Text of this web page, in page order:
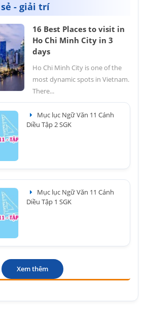
sẻ - giải trí
16 Best Places to visit in
Ho Chi Minh City in 3
days
Ho Chi Minh City is one of the
most dynamic spots in Vietnam.
There...
Mục lục Ngữ Văn 11 Cánh
Diều Tập 2 SGK
Mục lục Ngữ Văn 11 Cánh
Diều Tập 1 SGK
Xem thêm